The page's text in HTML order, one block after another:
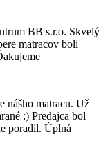
BB s.r.o. Skvelý
matracov boli
nášho matracu. Už
:) Predajca bol
poradil. Úplná